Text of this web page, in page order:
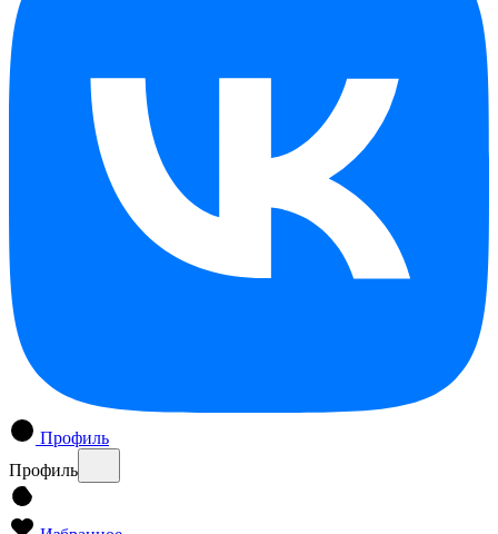
Профиль
Профиль